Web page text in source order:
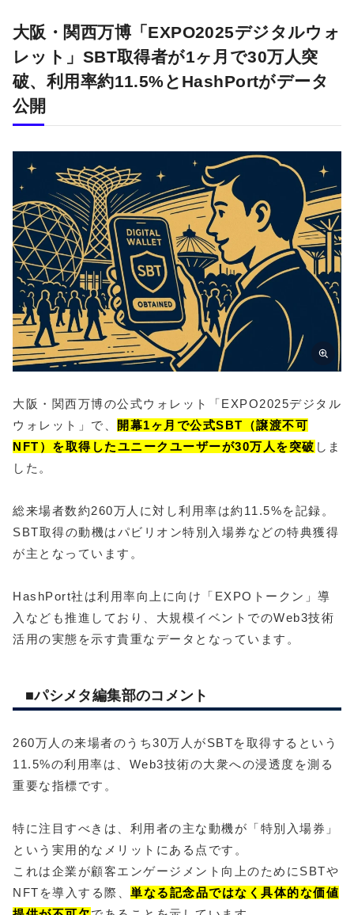
大阪・関西万博「EXPO2025デジタルウォ
レット」SBT取得者が1ヶ月で30万人突
破、利用率約11.5%とHashPortがデータ
公開
大阪・関西万博の公式ウォレット「EXPO2025デジタル
ウォレット」で、
開幕1ヶ月で公式SBT（譲渡不可
NFT）を取得したユニークユーザーが30万人を突破 しま
した。
総来場者数約260万人に対し利用率は約11.5%を記録。
SBT取得の動機はパビリオン特別入場券などの特典獲得
が主となっています。
HashPort社は利用率向上に向け「EXPOトークン」導
入なども推進しており、大規模イベントでのWeb3技術
活用の実態を示す貴重なデータとなっています。
■パシメタ編集部のコメント
260万人の来場者のうち30万人がSBTを取得するという
11.5%の利用率は、Web3技術の大衆への浸透度を測る
重要な指標です。
特に注目すべきは、利用者の主な動機が「特別入場券」
という実用的なメリットにある点です。
これは企業が顧客エンゲージメント向上のためにSBTや
NFTを導入する際、 単なる記念品ではなく具体的な価値